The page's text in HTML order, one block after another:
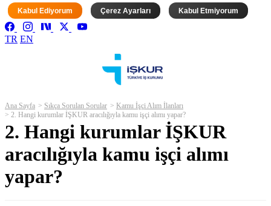
Kabul Ediyorum Çerez Ayarları Kabul Etmiyorum
TR EN
Ana Sayfa Sıkça Sorulan Sorular
Kamu İşçi Alım İlanları
2. Hangi kurumlar İŞKUR aracılığıyla kamu işçi alımı yapar?
2. Hangi kurumlar İŞKUR
aracılığıyla kamu işçi alımı
yapar?